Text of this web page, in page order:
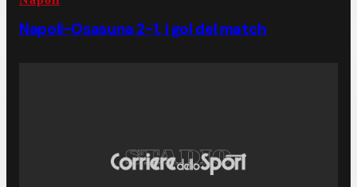
Napoli-Osasuna 2-1, i gol del match